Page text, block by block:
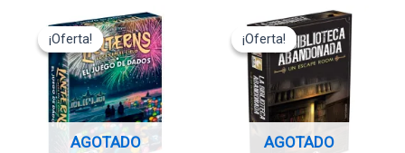
¡Oferta!
AGOTADO
¡Oferta!
precio
original
era:
24,95€.
El
precio
actual
es:
22,45€.
¡Oferta!
AGOTADO
¡Oferta!
precio
original
era:
14,95€.
El
precio
actual
es:
13,45€.